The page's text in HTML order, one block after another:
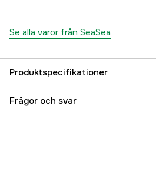
Se alla varor från SeaSea
Produktspecifikationer
Referensnummer
Frågor och svar